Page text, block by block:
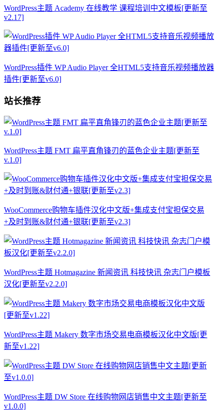
WordPress主题 Academy 在线教学 课程培训中文模板[更新至
v2.17]
WordPress插件 WP Audio Player 全HTML5支持音乐视频播放器
插件[更新至v6.0]
站长推荐
WordPress主题 FMT 扁平直角锋刃的蓝色企业主题[更新至
v.1.0]
WooCommerce购物车插件汉化中文版+集成支付宝担保交易
+及时到账&财付通+银联[更新至v2.3]
WordPress主题 Hotmagazine 新闻资讯 科技快讯 杂志门户模板
汉化[更新至v2.2.0]
WordPress主题 Makery 数字市场交易电商模板汉化中文版[更
新至v1.22]
WordPress主题 DW Store 在线购物网店销售中文主题[更新至
v1.0.0]